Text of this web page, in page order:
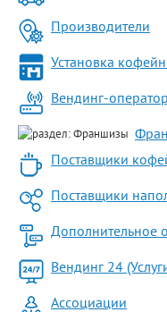
Производители
Установка
Вендинг-
Поставщики
Поставщики
Дополнительное
Вендинг 24
Ассоциации